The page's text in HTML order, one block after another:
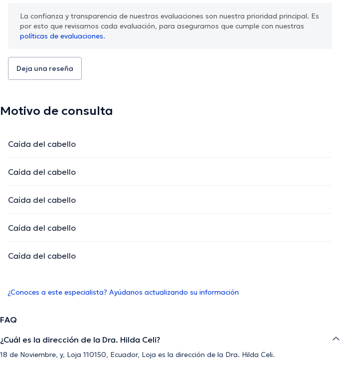
La confianza y transparencia de nuestras evaluaciones son nuestra prioridad principal. Es
por esto que revisamos cada evaluación, para asegurarnos que cumple con nuestras
políticas de evaluaciones.
Deja una reseña
Motivo de consulta
Caída del cabello
Caída del cabello
Caída del cabello
Caída del cabello
Caída del cabello
¿Conoces a este especialista? Ayúdanos actualizando su información
FAQ
¿Cuál es la dirección de la Dra. Hilda Celi?
18 de Noviembre, y, Loja 110150, Ecuador, Loja es la dirección de la Dra. Hilda Celi.